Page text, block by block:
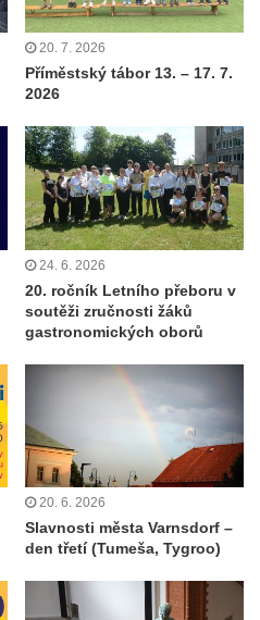
20. 7. 2026
Příměstský tábor 13. – 17. 7.
2026
24. 6. 2026
20. ročník Letního přeboru v
soutěži zručnosti žáků
gastronomických oborů
20. 6. 2026
Slavnosti města Varnsdorf –
den třetí (Tumeša, Tygroo)